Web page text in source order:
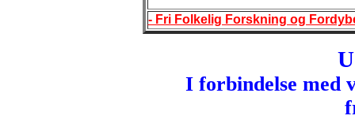
- Fri Folkelig Forskning og
I forbindelse med